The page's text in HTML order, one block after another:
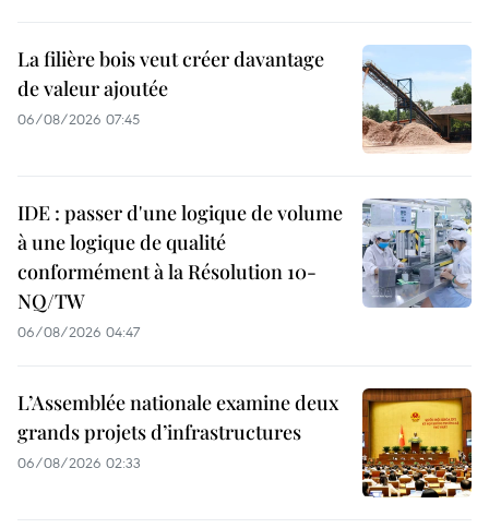
La filière bois veut créer davantage
de valeur ajoutée
06/08/2026 07:45
IDE : passer d'une logique de volume
à une logique de qualité
conformément à la Résolution 10-
NQ/TW
06/08/2026 04:47
L’Assemblée nationale examine deux
grands projets d’infrastructures
06/08/2026 02:33